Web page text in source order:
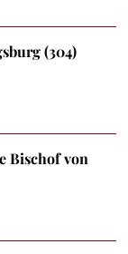
(304)
Bischof von